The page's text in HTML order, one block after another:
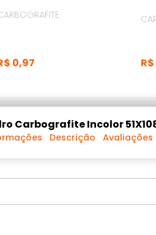
0,97 R$
Carbografite Incolor
Descrição Avaliações